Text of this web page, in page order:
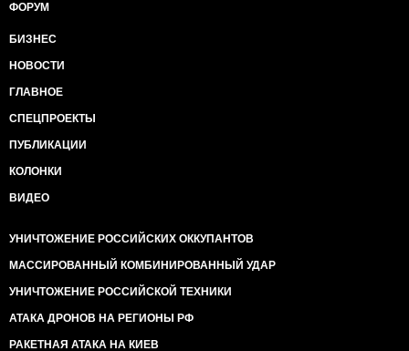
ФОРУМ
БИЗНЕС
НОВОСТИ
ГЛАВНОЕ
СПЕЦПРОЕКТЫ
ПУБЛИКАЦИИ
КОЛОНКИ
ВИДЕО
УНИЧТОЖЕНИЕ РОССИЙСКИХ ОККУПАНТОВ
МАССИРОВАННЫЙ КОМБИНИРОВАННЫЙ УДАР
УНИЧТОЖЕНИЕ РОССИЙСКОЙ ТЕХНИКИ
АТАКА ДРОНОВ НА РЕГИОНЫ РФ
РАКЕТНАЯ АТАКА НА КИЕВ